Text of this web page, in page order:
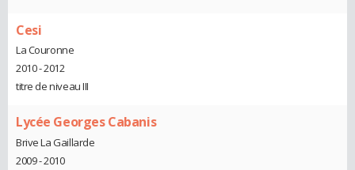
Cesi
La Couronne
2010 - 2012
titre de niveau III
Lycée Georges Cabanis
Brive La Gaillarde
2009 - 2010